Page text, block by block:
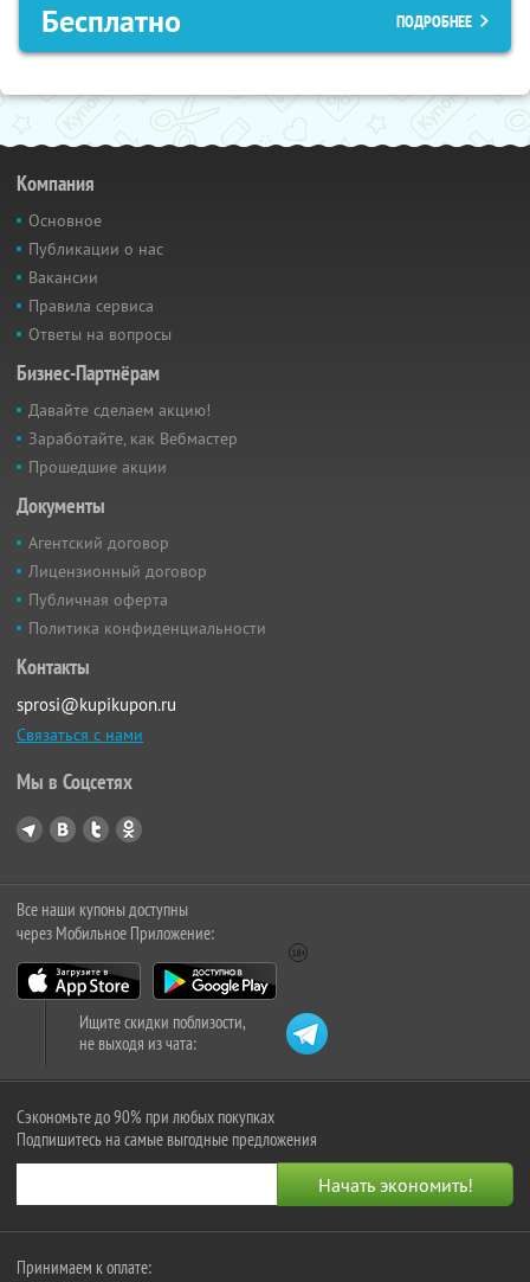
Бесплатно ПОДРОБНЕЕ
Компания
Основное
Публикации о нас
Вакансии
Правила сервиса
Ответы на вопросы
Бизнес-Партнёрам
Давайте сделаем акцию!
Заработайте, как Вебмастер
Прошедшие акции
Документы
Агентский договор
Лицензионный договор
Публичная оферта
Политика конфиденциальности
Контакты
sprosi@kupikupon.ru
Связаться с нами
Мы в Соцсетях
Все наши купоны доступны
через Мобильное Приложение:
Ищите скидки поблизости,
не выходя из чата:
Сэкономьте до 90% при любых покупках
Подпишитесь на самые выгодные предложения
Принимаем к оплате: